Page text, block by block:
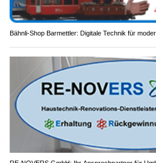
Bähnli-Shop Barmettler: Digitale Technik für